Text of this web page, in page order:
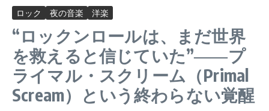
ロック 夜の音楽 洋楽
“ロックンロールは、まだ世界
を救えると信じていた”――プ
ライマル・スクリーム（Primal
Scream）という終わらない覚醒